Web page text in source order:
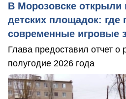
В Морозовске открыли
детских площадок: где
современные игровые
Глава предоставил отчет о
полугодие 2026 года